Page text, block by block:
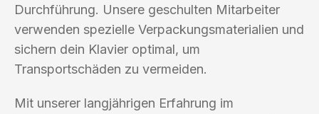
Durchführung. Unsere geschulten Mitarbeiter
verwenden spezielle Verpackungsmaterialien und
sichern dein Klavier optimal, um
Transportschäden zu vermeiden.
Mit unserer langjährigen Erfahrung im